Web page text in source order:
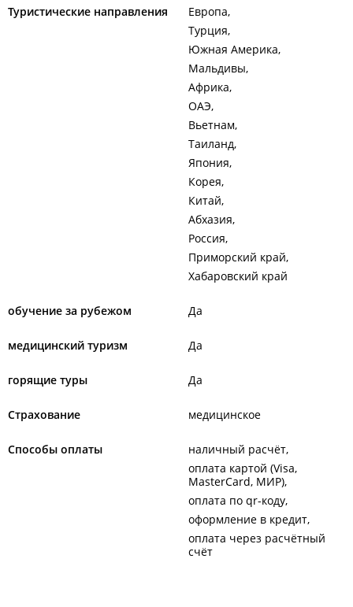
Туристические направления
Европа
Турция
Южная Америка
Мальдивы
Африка
ОАЭ
Вьетнам
Таиланд
Япония
Корея
Китай
Абхазия
Россия
Приморский край
Хабаровский край
обучение за рубежом Да
медицинский туризм Да
горящие туры Да
Страхование медицинское
Способы оплаты
наличный расчёт
оплата картой (Visa,
MasterCard, МИР)
оплата по qr-коду
оформление в кредит
оплата через расчётный
счёт